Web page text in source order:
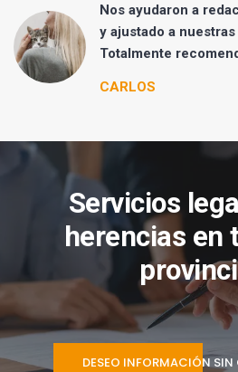
Nos ayudaron a
y ajustado a
Totalmente
CARLOS
Servicios
herencias en
DESEO INFORMACIÓN